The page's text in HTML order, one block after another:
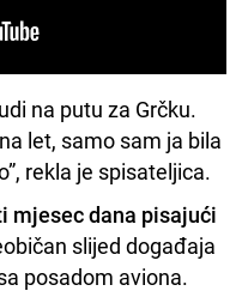
na putu za Grčku.
let, samo sam ja bila
rekla je spisateljica.
mjesec dana pisajući
slijed događaja
posadom aviona.